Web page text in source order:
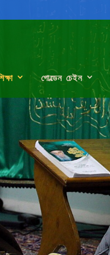
গোল্ডেন চেইন